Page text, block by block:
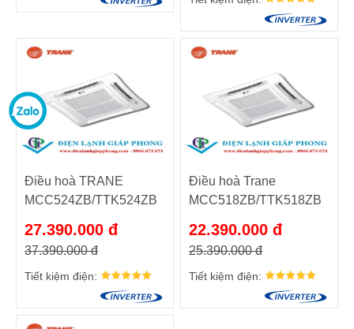
Điều hoà TRANE
MCC524ZB/TTK524ZB
27.390.000 đ
37.390.000 đ
Tiết kiệm điện:
Điều hoà Trane
MCC518ZB/TTK518ZB
22.390.000 đ
25.390.000 đ
Tiết kiệm điện: